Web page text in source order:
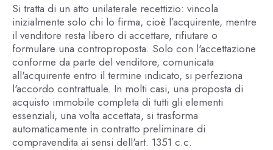
Si tratta di un atto unilaterale recettizio: vincola
inizialmente solo chi lo firma, cioè l’acquirente, mentre
il venditore resta libero di accettare, rifiutare o
formulare una controproposta. Solo con l'accettazione
conforme da parte del venditore, comunicata
all'acquirente entro il termine indicato, si perfeziona
l'accordo contrattuale. In molti casi, una proposta di
acquisto immobile completa di tutti gli elementi
essenziali, una volta accettata, si trasforma
automaticamente in contratto preliminare di
compravendita ai sensi dell'art. 1351 c.c.